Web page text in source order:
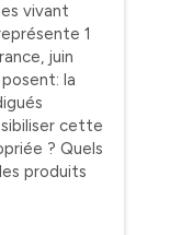
vivant
1
juin
la
cette
? Quels
produits